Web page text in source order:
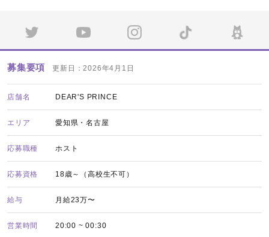
募集要項 更新日：2026年4月1日
店舗名 DEAR'S PRINCE
エリア 愛知県・名古屋
応募職種 ホスト
応募資格 18歳～（高校生不可）
給与 月給23万〜
営業時間 20:00 ~ 00:30